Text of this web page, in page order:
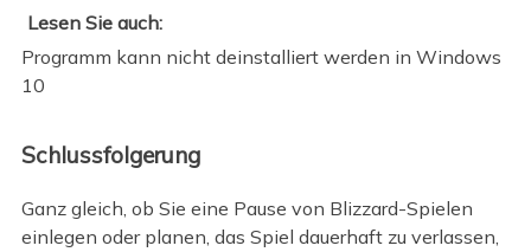
Lesen Sie auch:
Programm kann nicht deinstalliert werden in Windows
10
Schlussfolgerung
Ganz gleich, ob Sie eine Pause von Blizzard-Spielen
einlegen oder planen, das Spiel dauerhaft zu verlassen,